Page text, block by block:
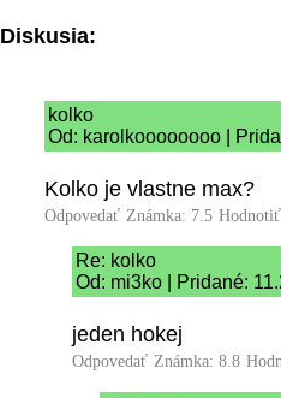
Diskusia:
kolko
Od: karolkoooooooo |
Kolko je vlastne max?
Odpovedať Známka: 7.5
Re: kolko
Od: mi3ko | Pridané:
jeden hokej
Odpovedať Známka: 8.8